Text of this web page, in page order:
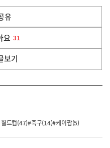
유
요 31
보기
드컵(47)#축구(14)#케이팝(5)